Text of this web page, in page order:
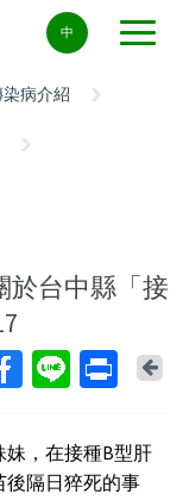
中
染病介紹
於台中縣「接
，在接種B型肝
後隔日猝死的事